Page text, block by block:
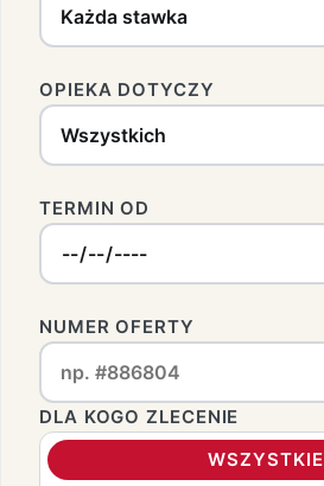
OPIEKA DOTYCZY
TERMIN OD
NUMER OFERTY
DLA KOGO ZLECENIE
WSZYSTKIE